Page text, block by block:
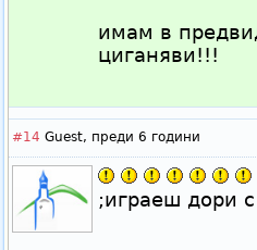
имам в
циганяви!!!
#14 Guest, преди 6 години
;играеш дори